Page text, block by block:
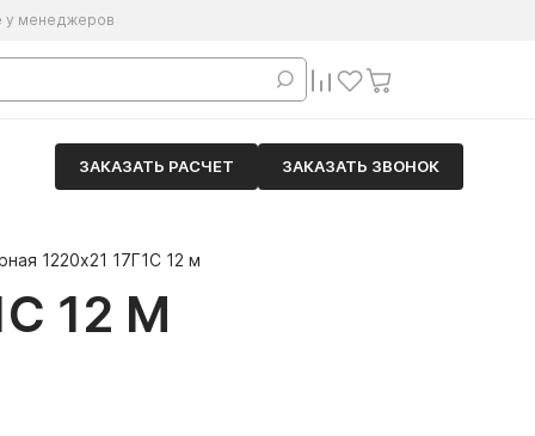
у менеджеров
ЗАКАЗАТЬ РАСЧЕТ ЗАКАЗАТЬ ЗВОНОК
1220х21 17Г1С 12 м
12 М